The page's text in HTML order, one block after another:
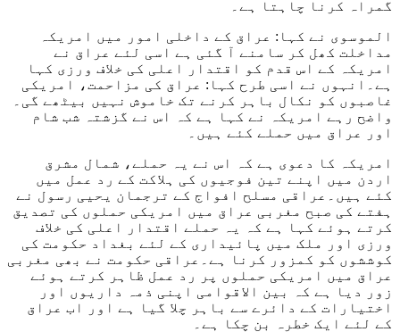
گمراہ کرنا چاہتا ہے۔
الموسوی نے کہا: عراق کے داخلی امور میں امریکہ
مداخلت کھل کر سامنے آ گئی ہے اسی لئے عراق نے
امریکہ کے اس قدم کو اقتدار اعلی کی خلاف ورزی کہا
ہے۔انہوں نے اسی طرح کہا: عراق کی مزاحمت، امریکی
غاصبوں کو نکال باہر کرنے تک خاموش نہيں بیٹھے گی۔
واضح رہے امریکہ نے کہا ہے کہ اس نے گزشتہ شب شام
اور عراق میں حملے کئے ہيں۔
امریکہ کا دعوی ہے کہ اس نے یہ حملے، شمال مشرق
اردن میں اپنے تین فوجیوں کی ہلاکت کے رد عمل میں
کئے ہيں۔عراقی مسلح افواج کے ترجمان یحیی رسول نے
ہفتے کی صبح مغربی عراق میں امریکی حملوں کی تصدیق
کرتے ہوئے کہا ہے کہ یہ حملے اقتدار اعلی کی خلاف
ورزی اور ملک میں پائيداری کے لئے بغداد حکومت کی
کوششوں کو کمزور کرنا ہے۔عراقی حکومت نے بھی مغربی
عراق میں امریکی حملوں پر رد عمل ظاہر کرتے ہوئے
زور دیا ہے کہ بین الاقوامی اپنی ذمہ داریوں اور
اختیارات کے دائرے سے باہر چلا گيا ہے اور اب عراق
کے لئے ایک خطرہ بن چکا ہے۔